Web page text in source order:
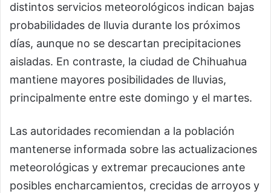
distintos servicios meteorológicos indican bajas
probabilidades de lluvia durante los próximos
días, aunque no se descartan precipitaciones
aisladas. En contraste, la ciudad de Chihuahua
mantiene mayores posibilidades de lluvias,
principalmente entre este domingo y el martes.
Las autoridades recomiendan a la población
mantenerse informada sobre las actualizaciones
meteorológicas y extremar precauciones ante
posibles encharcamientos, crecidas de arroyos y